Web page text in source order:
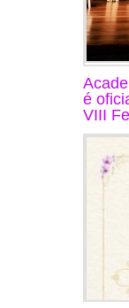
é
VIII